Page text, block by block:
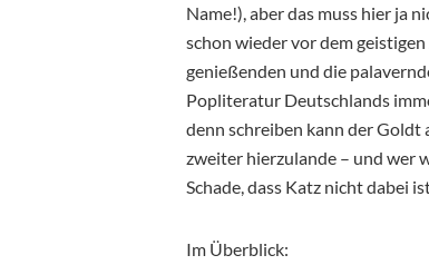
Name!), aber das muss hier ja
schon wieder vor dem
genießenden und die
Popliteratur Deutschlands
denn schreiben kann der
zweiter hierzulande – und wer
Schade, dass Katz nicht dabei
Im Überblick: